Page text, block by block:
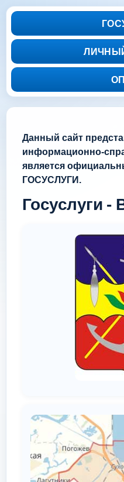
Данный сайт
информационно-
является
ГОСУСЛУГИ.
Госуслуги -